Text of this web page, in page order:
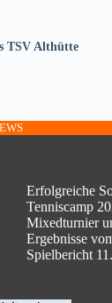
TSV Althütte
Erfolgreiche
Tenniscamp
Mixedturnier
Ergebnisse
Spielbericht